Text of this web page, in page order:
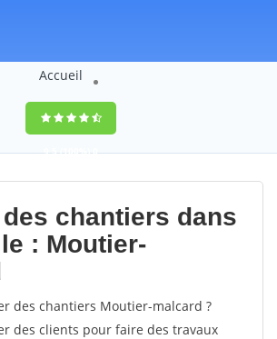
Accueil
9,5(100%)0
votes
chantiers dans
: Moutier-
des chantiers Moutier-malcard ?
des clients pour faire des travaux